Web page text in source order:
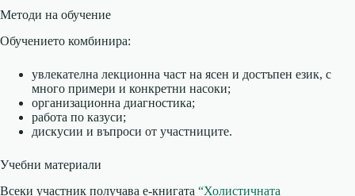
Методи на обучение
Обучението комбинира:
увлекателна лекционна част на ясен и достъпен език, с
много примери и конкретни насоки;
организационна диагностика;
работа по казуси;
дискусии и въпроси от участниците.
Учебни материали
Всеки участник получава е-книгата “Холистичната